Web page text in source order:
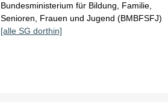
Bundesministerium für Bildung, Familie,
Senioren, Frauen und Jugend (BMBFSFJ)
[alle SG dorthin]